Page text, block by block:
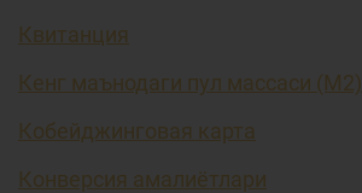
Квитанция
Кенг маънодаги пул массаси (М2)
Кобейджинговая карта
Конверсия амалиётлари